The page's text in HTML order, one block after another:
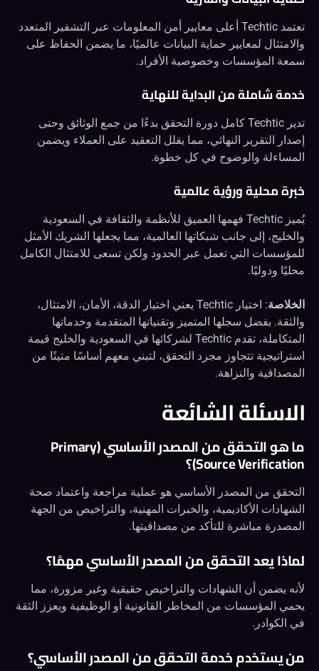
تعتمد Techtic أعلى معايير أمن المعلومات عبر التشفير المتعدد
والامتثال لمعايير حماية البيانات عالميًا، ما يضمن الحفاظ على
سمعة المؤسسات وخصوصية الأفراد.
خدمة شاملة من البداية للنهاية
تدير Techtic كامل دورة التحقق بدءًا من جمع الوثائق وحتى
إصدار التقرير النهائي، مما يقلل التعقيد على العملاء ويضمن
المساءلة والوضوح في كل خطوة.
خبرة محلية ورؤية عالمية
يُميز Techtic فهمها العميق للأنظمة والثقافة في السعودية
والخليج، إلى جانب شبكاتها العالمية، مما يجعلها الشريك الأمثل
للمؤسسات التي تعمل عبر الحدود ولكن تسعى للامتثال الكامل
محليًا ودوليًا.
الخلاصة
: اختيار Techtic يعني اختيار الدقة، الأمان، الامتثال،
والثقة. بفضل سجلها المتميز وتقنياتها المتقدمة وخدماتها
المتكاملة، تقدم Techtic لشركائها في السعودية والخليج قيمة
استراتيجية تتجاوز مجرد التحقق، لتبني معهم أساسًا متينًا من
المصداقية والنزاهة.
الاسئلة الشائعة
ما هو التحقق من المصدر الأساسي (Primary
Source Verification)؟
التحقق من المصدر الأساسي هو عملية مراجعة واعتماد صحة
الشهادات الأكاديمية، والخبرات المهنية، والتراخيص من الجهة
المصدرة مباشرة للتأكد من مصداقيتها.
لماذا يعد التحقق من المصدر الأساسي مهمًا؟
لأنه يضمن أن الشهادات والتراخيص حقيقية وغير مزورة، مما
يحمي المؤسسات من المخاطر القانونية أو الوظيفية ويعزز الثقة
في الكوادر.
من يستخدم خدمة التحقق من المصدر الأساسي؟